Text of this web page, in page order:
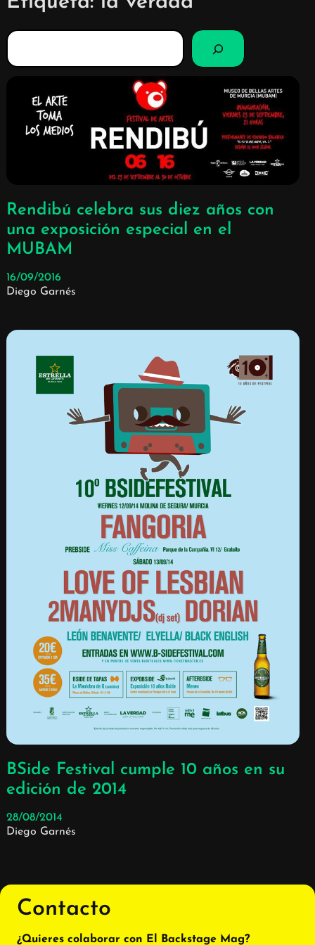
B
u
Rendibú celebra sus diez años con
una exposición especial en el
MUBAM
16/09/2016
Diego Garnés
BSide Festival cumple 10 años en su
edición de 2014
28/08/2014
Diego Garnés
Contacto
¿Quieres colaborar con El Backstage Mag?